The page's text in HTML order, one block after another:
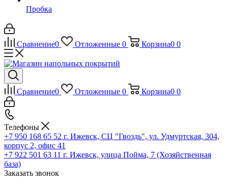
Пробка
Сравнение0 Отложенные 0 Корзина0 0
Сравнение0 Отложенные 0 Корзина0 0
Телефоны
+7 950 168 65 52 г. Ижевск, СЦ "Гвоздь", ул. Удмуртская, 304,
корпус 2, офис 41
+7 922 501 63 11 г. Ижевск, улица Пойма, 7 (Хозяйственная
база)
Заказать звонок